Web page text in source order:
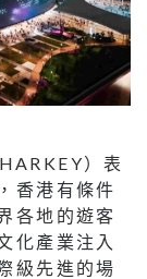
）表
香港有條件
各地的遊客
化產業注入
級先進的場